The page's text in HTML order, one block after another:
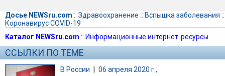
Досье NEWSru.com :: Здравоохранение :: Вспышка заболевания ::
Коронавирус COVID-19
Каталог NEWSru.com :: Информационные интернет-ресурсы
ССЫЛКИ ПО ТЕМЕ
В России | 06 апреля 2020 г.,